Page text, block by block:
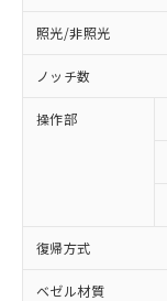
照光/非照光
ノッチ数
操作部
復帰方式
ベゼル材質